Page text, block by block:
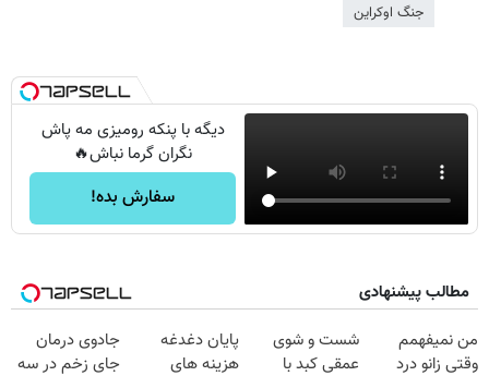
جنگ اوکراین
دیگه با پنکه رومیزی مه پاش
نگران گرما نباش🔥
سفارش بده!
مطالب پیشنهادی
من نمیفهمم
وقتی زانو درد
شست و شوی
عمقی کبد با
پایان دغدغه
هزینه های
جادوی درمان
جای زخم در سه